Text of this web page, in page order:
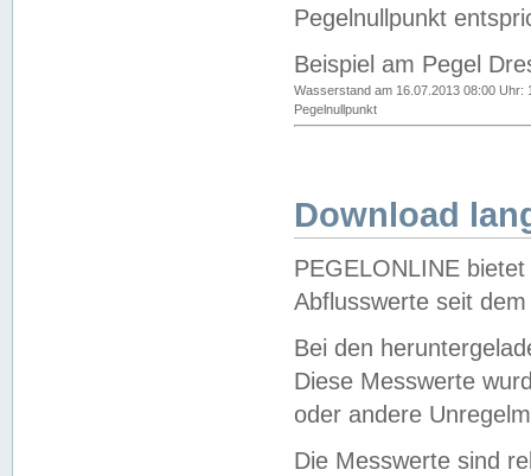
Pegelnullpunkt
Beispiel am Pegel
Wasserstand am 16.07.2013 08:00 Uhr:
Pegelnullpunkt
Download
PEGELONLINE
Abflusswerte seit
Bei den
Diese Messwerte
oder andere
Die Messwerte sind